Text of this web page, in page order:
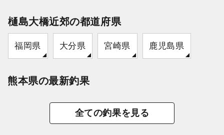
樋島大橋近郊の都道府県
福岡県 大分県 宮崎県 鹿児島県
熊本県の最新釣果
全ての釣果を見る